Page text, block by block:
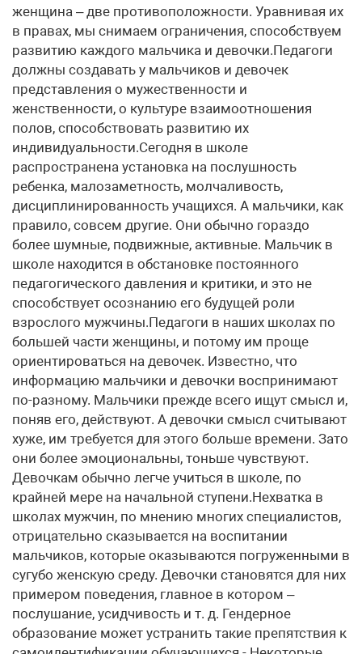
женщина – две противоположности. Уравнивая их
в правах, мы снимаем ограничения, способствуем
развитию каждого мальчика и девочки.Педагоги
должны создавать у мальчиков и девочек
представления о мужественности и
женственности, о культуре взаимоотношения
полов, способствовать развитию их
индивидуальности.Сегодня в школе
распространена установка на послушность
ребенка, малозаметность, молчаливость,
дисциплинированность учащихся. А мальчики, как
правило, совсем другие. Они обычно гораздо
более шумные, подвижные, активные. Мальчик в
школе находится в обстановке постоянного
педагогического давления и критики, и это не
способствует осознанию его будущей роли
взрослого мужчины.Педагоги в наших школах по
большей части женщины, и потому им проще
ориентироваться на девочек. Известно, что
информацию мальчики и девочки воспринимают
по-разному. Мальчики прежде всего ищут смысл и,
поняв его, действуют. А девочки смысл считывают
хуже, им требуется для этого больше времени. Зато
они более эмоциональны, тоньше чувствуют.
Девочкам обычно легче учиться в школе, по
крайней мере на начальной ступени.Нехватка в
школах мужчин, по мнению многих специалистов,
отрицательно сказывается на воспитании
мальчиков, которые оказываются погруженными в
сугубо женскую среду. Девочки становятся для них
примером поведения, главное в котором –
послушание, усидчивость и т. д. Гендерное
образование может устранить такие препятствия к